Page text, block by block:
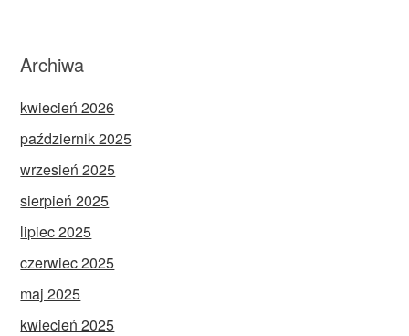
Archiwa
kwiecień 2026
październik 2025
wrzesień 2025
sierpień 2025
lipiec 2025
czerwiec 2025
maj 2025
kwiecień 2025